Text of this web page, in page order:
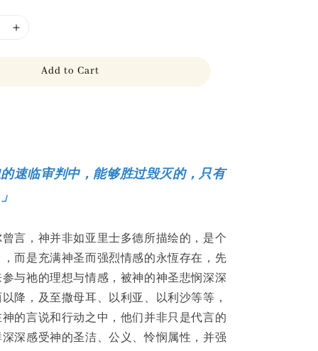
Add to Cart
速临审判中，能够胜过毁灭的，只有
言，神并非如亚里士多德所描绘的，是个
而是充满神圣而强烈情感的永恆存在，先
与祂的理想与情感，被神的神圣悲悯深深
降，及至撒母耳、以利亚、以利沙等等，
的言说和行动之中，他们并非只是代言的
深感受神的圣洁、公义、怜悯属性，并强